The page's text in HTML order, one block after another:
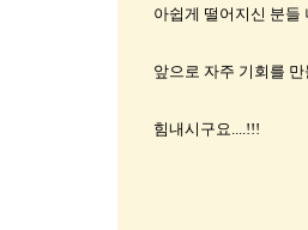
아쉽게 떨어지신 분들
앞으로 자주 기회를
힘내시구요....!!!